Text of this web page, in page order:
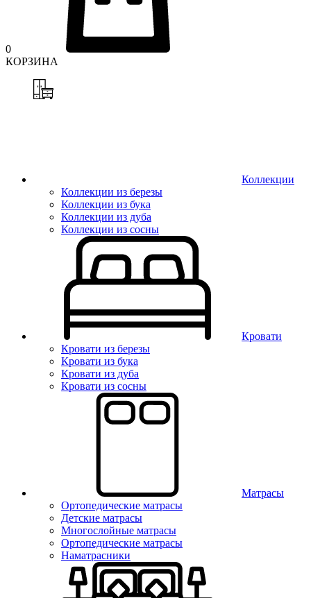
0
КОРЗИНА
Коллекции
Коллекции из березы
Коллекции из бука
Коллекции из дуба
Коллекции из сосны
Кровати
Кровати из березы
Кровати из бука
Кровати из дуба
Кровати из сосны
Матрасы
Ортопедические матрасы
Детские матрасы
Многослойные матрасы
Ортопедические матрасы
Наматрасники